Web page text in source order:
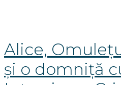
Alice,
și o domniță